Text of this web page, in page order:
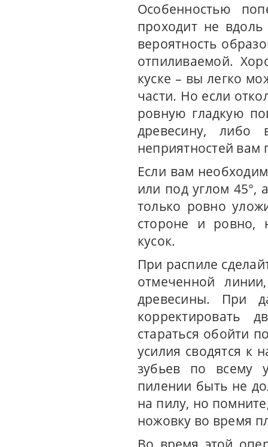
Особенностью
проходит не
вероятность
отпиливаемой.
куске – вы легко
части. Но если
ровную гладкую
древесину, либо
неприятностей
Если вам
или под углом 45°,
только ровно
стороне и ровно,
кусок.
При распиле
отмеченной
древесины. При
корректировать
стараться обойти
усилия сводятся к
зубьев по всему
пилении быть не
на пилу, но
ножовку во время